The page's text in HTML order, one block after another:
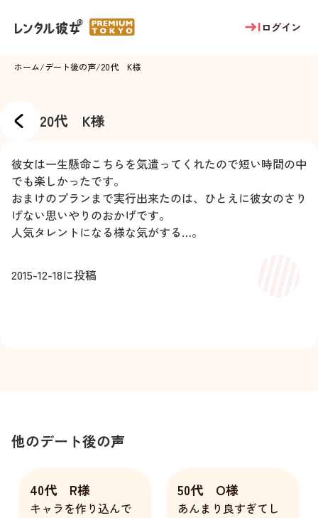
ログイン
ホーム/デート後の声/20代 K様
20代 K様
彼女は一生懸命こちらを気遣ってくれたので短い時間の中
でも楽しかったです。
おまけのプランまで実行出来たのは、ひとえに彼女のさり
げない思いやりのおかげです。
人気タレントになる様な気がする…。
2015-12-18に投稿
他のデート後の声
40代 R様
キャラを作り込んで
50代 O様
あんまり良すぎてし